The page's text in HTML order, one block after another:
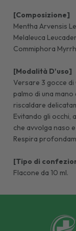
[Composizione]
Mentha Arvensis
Melaleuca
Commiphora
[Modalità D'uso]
Versare 3 gocce di
palmo di una
riscaldare
Evitando gli occhi,
che avvolga naso
Respira
[Tipo di
Flacone da 10 ml.